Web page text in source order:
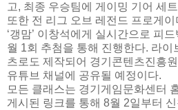
고, 최종 우승팀에 게이밍 기어 세
또한 전 리그 오브 레전드 프로게
‘갱맘’ 이창석에게 실시간으로 피
월 1회 추첨을 통해 진행한다. 라이
츠로도 제작되어 경기콘텐츠진흥
유튜브 채널에 공유될 예정이다.
모든 클래스는 경기게임문화센터
게시된 링크를 통해 8월 2일부터